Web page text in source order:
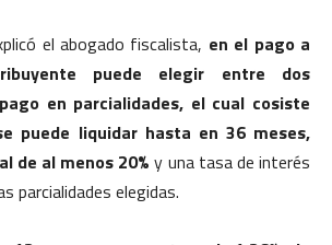
el abogado fiscalista, en el pago a
puede elegir entre dos
en parcialidades, el cual cosiste
puede liquidar hasta en 36 meses,
de al menos 20% y una tasa de interés
parcialidades elegidas.